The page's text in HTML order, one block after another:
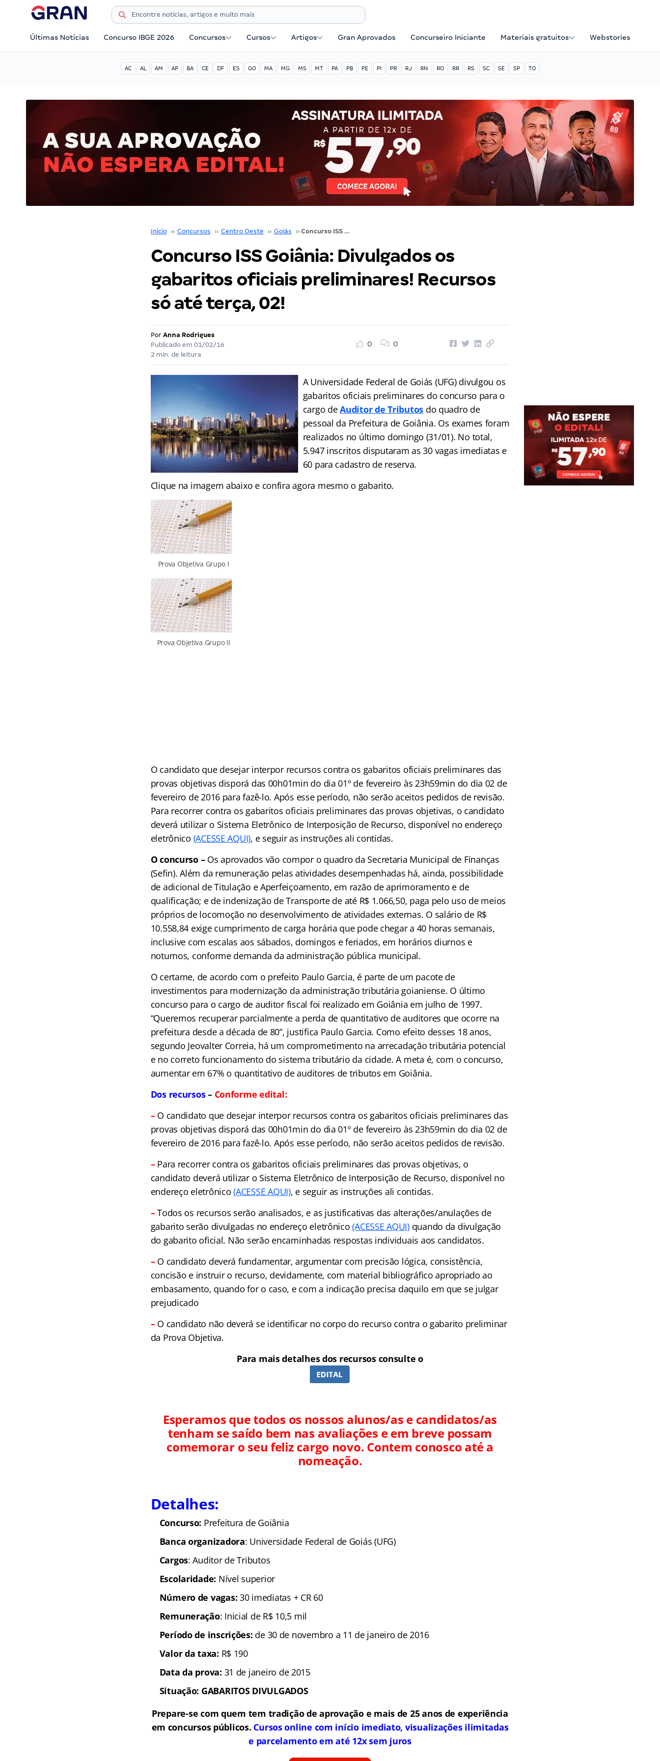
Últimas Notícias Concurso IBGE 2026 Concursos Cursos Artigos Gran Aprovados Concurseiro Iniciante Materiais gratuitos Webstories
AC AL AM AP BA CE DF ES GO MA MG MS MT PA PB PE PI PR RJ RN RO RR RS SC SE SP TO
Início ›› Concursos ›› Centro Oeste ›› Goiás ›› Concurso ISS Goiânia: Divulgados os gabaritos oficiais preliminares! Recursos só até terça, 02!
Concurso ISS Goiânia: Divulgados os
gabaritos oficiais preliminares! Recursos
só até terça, 02!
Por Anna Rodrigues
Publicado em 01/02/16
2 min. de leitura
0 0
A Universidade Federal de Goiás (UFG) divulgou os
gabaritos oficiais preliminares do concurso para o
cargo deAuditor de Tributos do quadro de
pessoal da Prefeitura de Goiânia. Os exames foram
realizados no último domingo (31/01). No total,
5.947 inscritos disputaram as 30 vagas imediatas e
60 para cadastro de reserva.
Clique na imagem abaixo e confira agora mesmo o gabarito.
Prova Objetiva Grupo I
Prova Objetiva Grupo II
O candidato que desejar interpor recursos contra os gabaritos oficiais preliminares das
provas objetivas disporá das 00h01min do dia 01º de fevereiro às 23h59min do dia 02 de
fevereiro de 2016 para fazê-lo. Após esse período, não serão aceitos pedidos de revisão.
Para recorrer contra os gabaritos oficiais preliminares das provas objetivas, o candidato
deverá utilizar o Sistema Eletrônico de Interposição de Recurso, disponível no endereço
eletrônico (ACESSE AQUI), e seguir as instruções ali contidas.
O concurso – Os aprovados vão compor o quadro da Secretaria Municipal de Finanças
(Sefin). Além da remuneração pelas atividades desempenhadas há, ainda, possibilidade
de adicional de Titulação e Aperfeiçoamento, em razão de aprimoramento e de
qualificação; e de indenização de Transporte de até R$ 1.066,50, paga pelo uso de meios
próprios de locomoção no desenvolvimento de atividades externas. O salário de R$
10.558,84 exige cumprimento de carga horária que pode chegar a 40 horas semanais,
inclusive com escalas aos sábados, domingos e feriados, em horários diurnos e
noturnos, conforme demanda da administração pública municipal.
O certame, de acordo com o prefeito Paulo Garcia, é parte de um pacote de
investimentos para modernização da administração tributária goianiense. O último
concurso para o cargo de auditor fiscal foi realizado em Goiânia em julho de 1997.
“Queremos recuperar parcialmente a perda de quantitativo de auditores que ocorre na
prefeitura desde a década de 80”, justifica Paulo Garcia. Como efeito desses 18 anos,
segundo Jeovalter Correia, há um comprometimento na arrecadação tributária potencial
e no correto funcionamento do sistema tributário da cidade. A meta é, com o concurso,
aumentar em 67% o quantitativo de auditores de tributos em Goiânia.
Dos recursos– Conforme edital:
– O candidato que desejar interpor recursos contra os gabaritos oficiais preliminares das
provas objetivas disporá das 00h01min do dia 01º de fevereiro às 23h59min do dia 02 de
fevereiro de 2016 para fazê-lo. Após esse período, não serão aceitos pedidos de revisão.
– Para recorrer contra os gabaritos oficiais preliminares das provas objetivas, o
candidato deverá utilizar o Sistema Eletrônico de Interposição de Recurso, disponível no
endereço eletrônico(ACESSE AQUI), e seguir as instruções ali contidas.
–Todos os recursos serão analisados, e as justificativas das alterações/anulações de
gabarito serão divulgadas no endereço eletrônico(ACESSE AQUI)quando da divulgação
do gabarito oficial. Não serão encaminhadas respostas individuais aos candidatos.
– O candidato deverá fundamentar, argumentar com precisão lógica, consistência,
concisão e instruir o recurso, devidamente, com material bibliográfico apropriado ao
embasamento, quando for o caso, e com a indicação precisa daquilo em que se julgar
prejudicado
– O candidato não deverá se identificar no corpo do recurso contra o gabarito preliminar
da Prova Objetiva.
Para mais detalhes dos recursos consulte o
Esperamos que todos os nossos alunos/as e candidatos/as
tenham se saído bem nas avaliações e em breve possam
comemorar o seu feliz cargo novo. Contem conosco até a
nomeação.
Detalhes:
Concurso: Prefeitura de Goiânia
Banca organizadora: Universidade Federal de Goiás (UFG)
Cargos: Auditor de Tributos
Escolaridade: Nível superior
Número de vagas: 30 imediatas + CR 60
Remuneração: Inicial de R$ 10,5 mil
Período de inscrições: de 30 de novembro a 11 de janeiro de 2016
Valor da taxa: R$ 190
Data da prova: 31 de janeiro de 2015
Situação: GABARITOS DIVULGADOS
Prepare-se com quem tem tradição de aprovação e mais de 25 anos de experiência
em concursos públicos. Cursos online com início imediato, visualizações ilimitadas
e parcelamento em até 12x sem juros